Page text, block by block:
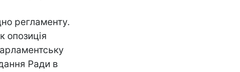
регламенту.
опозиція
Ради в